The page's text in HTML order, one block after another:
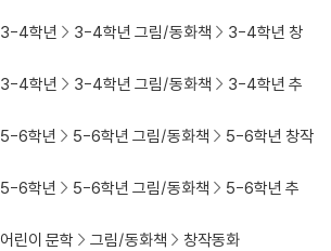
3-4학년 3-4학년 그림/동화책
3-4학년 창
3-4학년 3-4학년 그림/동화책
3-4학년 추
5-6학년 5-6학년 그림/동화책
5-6학년 창작
5-6학년 5-6학년 그림/동화책
5-6학년 추
어린이 문학 그림/동화책
창작동화